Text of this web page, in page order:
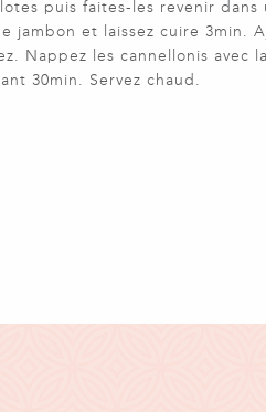
puis faites-les revenir dans
jambon et laissez cuire 3min.
Nappez les cannellonis avec
30min. Servez chaud.